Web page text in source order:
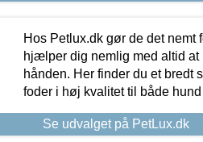
Hos Petlux.dk gør de det
hjælper dig nemlig med altid at
hånden. Her finder du et bredt
foder i høj kvalitet til både
Se udvalget på PetLux.dk